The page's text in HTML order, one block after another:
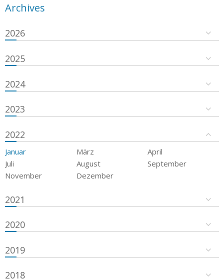
Archives
2026
2025
2024
2023
2022
Januar März
April
Juli
August
September
November
Dezember
2021
2020
2019
2018